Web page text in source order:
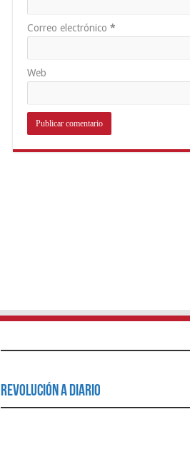
Correo electrónico *
Web
Revolución a Diario